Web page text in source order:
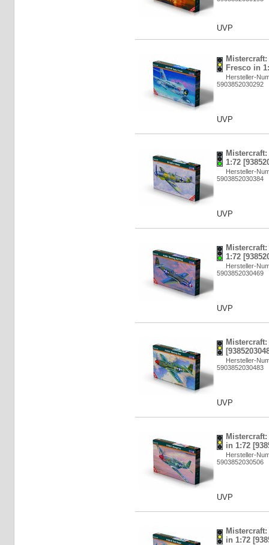
UVP
Mistercraft:
Fresco in
Hersteller-
5903852030292
UVP
1:72
Hersteller-
5903852030384
UVP
1:72
Hersteller-
5903852030469
UVP
Mistercraft:
Hersteller-
5903852030483
UVP
in 1:72
Hersteller-
5903852030506
UVP
in 1:72